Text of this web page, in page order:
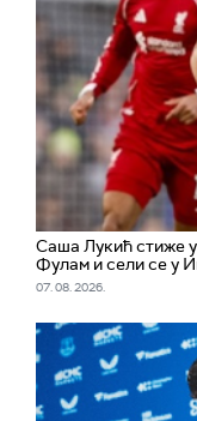
Саша Лукић стиже
Фулам и сели се у
07. 08. 2026.